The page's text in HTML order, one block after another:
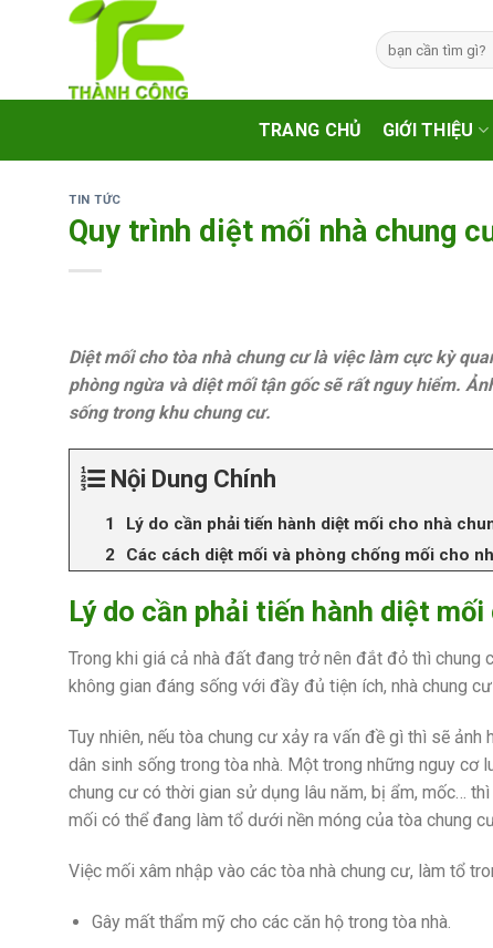
Tìm
kiếm:
TRANG CHỦ GIỚI THIỆU
TIN TỨC
Quy trình diệt mối nhà chung
Diệt mối cho tòa nhà chung cư là việc làm cực kỳ
phòng ngừa và diệt mối tận gốc sẽ rất nguy hiểm.
sống trong khu chung cư.
Nội Dung Chính
Lý do cần phải tiến hành diệt mối cho nhà
Các cách diệt mối và phòng chống mối cho
Lý do cần phải tiến hành diệt
Trong khi giá cả nhà đất đang trở nên đắt đỏ thì
không gian đáng sống với đầy đủ tiện ích, nhà chung
Tuy nhiên, nếu tòa chung cư xảy ra vấn đề gì thì sẽ
dân sinh sống trong tòa nhà. Một trong những nguy cơ
chung cư có thời gian sử dụng lâu năm, bị ẩm, mốc…
mối có thể đang làm tổ dưới nền móng của tòa chung
Việc mối xâm nhập vào các tòa nhà chung cư, làm tổ
Gây mất thẩm mỹ cho các căn hộ trong tòa nhà.